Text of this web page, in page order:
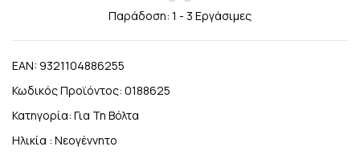
Παράδοση: 1 - 3 Εργάσιμες
EAN: 9321104886255
Κωδικός Προϊόντος: 0188625
Κατηγορία: Για Τη Βόλτα
Ηλικία : Νεογέννητο